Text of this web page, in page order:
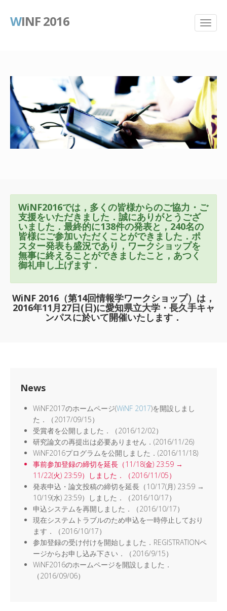
WINF 2016
WiNF2016では，多くの皆様からのご協力・ご
支援をいただきました．誠にありがとうござ
いました．最終的に138件の発表と，240名の
皆様にご参加いただくことができました．ポ
スター発表も盛況であり，ワークショップを
無事に終えることができましたこと，あつく
御礼申し上げます．
WiNF 2016（第14回情報学ワークショップ）は，
2016年11月27日(日)に愛知県立大学・長久手キャ
ンパスに於いて開催いたします．
News
WiNF2017のホームページ(WiNF 2017)を開設しまし
た．（2017/09/15）
受賞者を公開しました．（2016/12/02）
研究論文の再提出は必要ありません．(2016/11/26)
WiNF2016プログラムを公開しました．(2016/11/18)
事前参加登録の締切を延長（11/18(金) 23:59 →
11/22(火) 23:59）しました．（2016/11/05）
発表申込・論文投稿の締切を延長（10/17(月) 23:59 →
10/19(水) 23:59）しました．（2016/10/17）
申込システムを再開しました．（2016/10/17）
現在システムトラブルのため申込を一時停止しており
ます．（2016/10/17）
参加登録の受け付けを開始しました．REGISTRATIONペ
ージからお申し込み下さい．（2016/9/15）
WiNF2016のホームページを開設しました．
（2016/09/06）